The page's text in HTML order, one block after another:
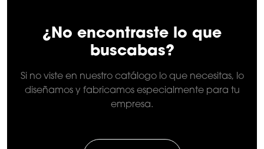
¿No encontraste lo que
buscabas?
Si no viste en nuestro catálogo lo que necesitas, lo
diseñamos y fabricamos especialmente para tu
empresa.